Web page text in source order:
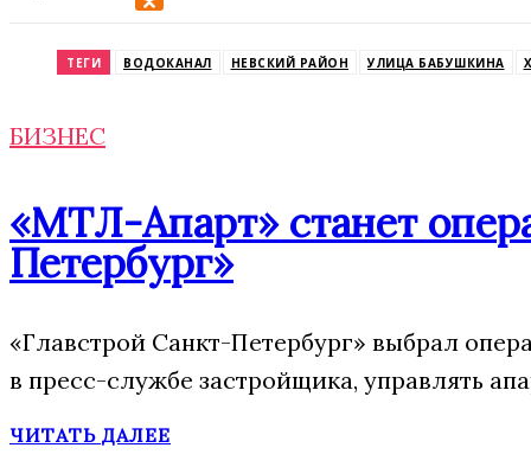
ТЕГИ ВОДОКАНАЛ НЕВСКИЙ РАЙОН УЛИЦА БАБУШКИНА
БИЗНЕС
«МТЛ-Апарт» станет
Петербург»
«Главстрой Санкт-Петербург» выбрал
в пресс-службе застройщика, управлять
ЧИТАТЬ ДАЛЕЕ